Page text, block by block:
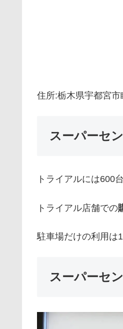
住所:栃木県宇都宮市
スーパーセ
トライアルには600
トライアル店舗での
駐車場だけの利用は
スーパーセ